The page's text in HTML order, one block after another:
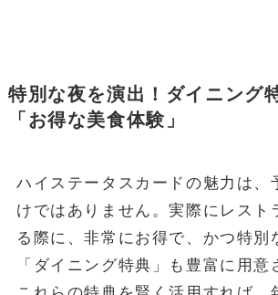
特別な夜を演出！ダイニング
「お得な美食体験」
ハイステータスカードの魅力は、
けではありません。実際にレスト
る際に、非常にお得で、かつ特別
「ダイニング特典」も豊富に用意